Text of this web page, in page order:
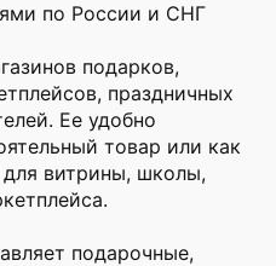
по России и СНГ
подарков,
праздничных
Ее удобно
товар или как
для витрины, школы,
подарочные,